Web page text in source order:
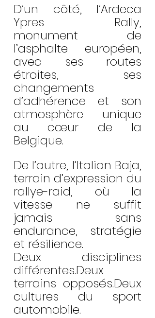
D’un côté, l’Ardeca
Ypres Rally,
monument de
l’asphalte européen,
avec ses routes
étroites, ses
changements
d’adhérence et son
atmosphère unique
au cœur de la
Belgique.
De l’autre, l’Italian Baja,
terrain d’expression du
rallye-raid, où la
vitesse ne suffit
jamais sans
endurance, stratégie
et résilience.
Deux disciplines
différentes.Deux
terrains opposés.Deux
cultures du sport
automobile.